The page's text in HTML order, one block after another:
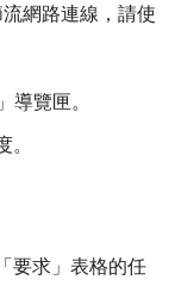
網路連線，請使
導覽匣。
求」 表格的任